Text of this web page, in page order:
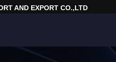
AND EXPORT CO.,LTD